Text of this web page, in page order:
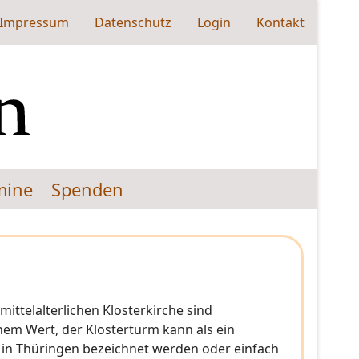
Kontakt
Login
Datenschutz
Impressum
Spenden
Klosterkirche sind
Wert, der Klosterturm kann als ein
Thüringen bezeichnet werden oder einfach